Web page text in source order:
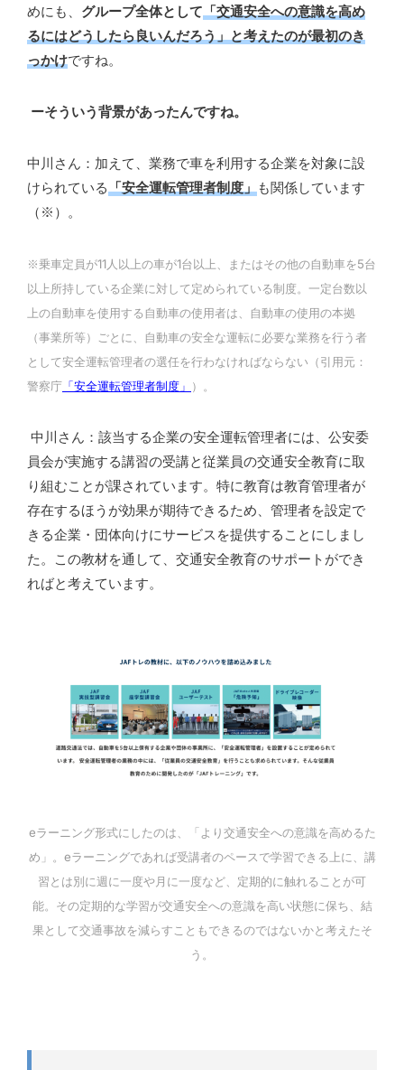
めにも、 グループ全体として「交通安全への意識を高め
るにはどうしたら良いんだろう」と考えたのが最初のき
っかけですね。
ーそういう背景があったんですね。
中川さん：加えて、業務で車を利用する企業を対象に設
けられている「安全運転管理者制度」も関係しています
（※）。
※乗車定員が11人以上の車が1台以上、またはその他の自動車を5台
以上所持している企業に対して定められている制度。一定台数以
上の自動車を使用する自動車の使用者は、自動車の使用の本拠
（事業所等）ごとに、自動車の安全な運転に必要な業務を行う者
として安全運転管理者の選任を行わなければならない（引用元：
警察庁 「安全運転管理者制度」 ）。
中川さん：該当する企業の安全運転管理者には、公安委
員会が実施する講習の受講と従業員の交通安全教育に取
り組むことが課されています。特に教育は教育管理者が
存在するほうが効果が期待できるため、管理者を設定で
きる企業・団体向けにサービスを提供することにしまし
た。この教材を通して、交通安全教育のサポートができ
ればと考えています。
eラーニング形式にしたのは、「より交通安全への意識を高めるた
め」。eラーニングであれば受講者のペースで学習できる上に、講
習とは別に週に一度や月に一度など、定期的に触れることが可
能。その定期的な学習が交通安全への意識を高い状態に保ち、結
果として交通事故を減らすこともできるのではないかと考えたそ
う。